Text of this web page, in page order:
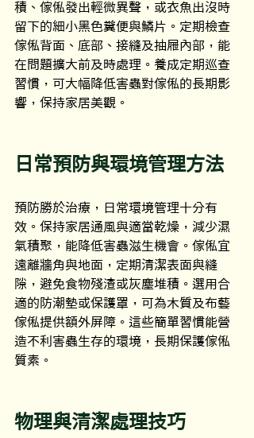
積、傢俬發出輕微異聲，或衣魚出沒時
留下的細小黑色糞便與鱗片。定期檢查
傢俬背面、底部、接縫及抽屜內部，能
在問題擴大前及時處理。養成定期巡查
習慣，可大幅降低害蟲對傢俬的長期影
響，保持家居美觀。
日常預防與環境管理方法
預防勝於治療，日常環境管理十分有
效。保持家居通風與適當乾燥，減少濕
氣積聚，能降低害蟲滋生機會。傢俬宜
遠離牆角與地面，定期清潔表面與縫
隙，避免食物殘渣或灰塵堆積。選用合
適的防潮墊或保護罩，可為木質及布藝
傢俬提供額外屏障。這些簡單習慣能營
造不利害蟲生存的環境，長期保護傢俬
質素。
物理與清潔處理技巧